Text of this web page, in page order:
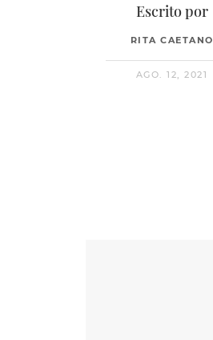
Escrito por
RITA CAETANO
AGO. 12, 2021